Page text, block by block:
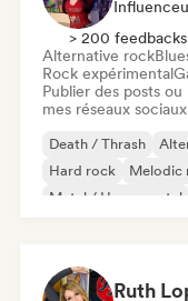
> 200 feedbacks
Alternative rock
Rock expérimental
Publier des posts
mes réseaux sociaux
Death / Thrash
Hard rock
Melodic
Metal / Heavy metal
Ruth